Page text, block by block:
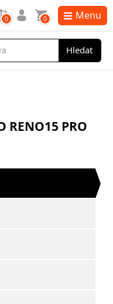
Hledat
0 0 Menu
RENO15 PRO